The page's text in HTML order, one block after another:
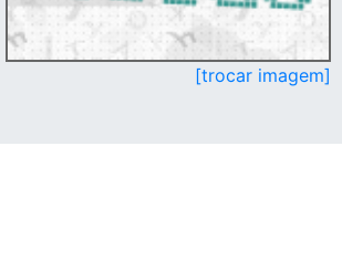
[trocar imagem]